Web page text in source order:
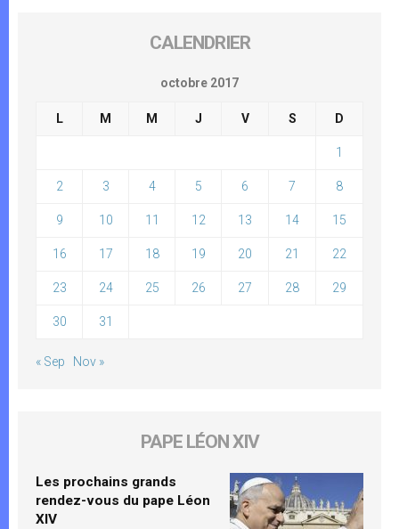
CALENDRIER
octobre 2017
L M M J V S D
1
2 3 4 5 6 7 8
9 10 11 12 13 14 15
16 17 18 19 20 21 22
23 24 25 26 27 28 29
30 31
« Sep Nov »
PAPE LÉON XIV
Les prochains grands
rendez-vous du pape Léon
XIV